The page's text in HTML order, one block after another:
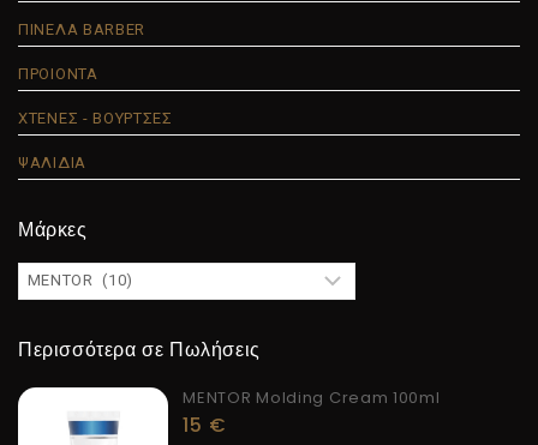
ΠΙΝΕΛΑ BARBER
ΠΡΟΙΟΝΤΑ
ΧΤΕΝΕΣ - ΒΟΥΡΤΣΕΣ
ΨΑΛΙΔΙΑ
Μάρκες
Περισσότερα σε Πωλήσεις
MENTOR Molding Cream 100ml
15 €